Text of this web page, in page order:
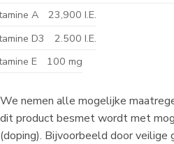
A
23,900 I.E.
D3
2.500 I.E.
E
100 mg
We nemen alle mogelijke
dit product besmet wordt met
(doping). Bijvoorbeeld door